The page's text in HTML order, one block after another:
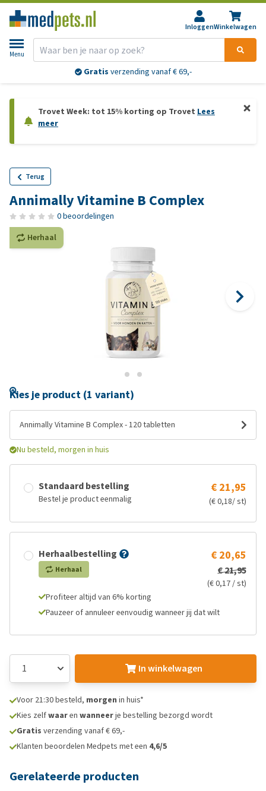
InloggenWinkelwagen
Menu
Gratis verzending vanaf € 69,-
Trovet Week: tot 15% korting op Trovet Lees
meer
Terug
Annimally Vitamine B Complex
0 beoordelingen
Herhaal
Kies je product (1 variant)
Annimally Vitamine B Complex - 120 tabletten
Nu besteld, morgen in huis
Standaard bestelling
Bestel je product eenmalig
€ 21,95
(€ 0,18/ st)
Herhaalbestelling
Herhaal
€ 20,65
€ 21,95
(€ 0,17 / st)
Profiteer altijd van 6% korting
Pauzeer of annuleer eenvoudig wanneer jij dat wilt
In winkelwagen
Voor 21:30 besteld, morgen in huis*
Kies zelfwaaren wanneerje bestelling bezorgd wordt
Gratis verzending vanaf € 69,-
Klanten beoordelen Medpets met een 4,6/5
Gerelateerde producten